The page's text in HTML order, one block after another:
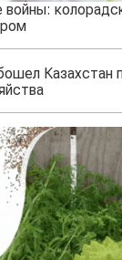
Казахстан